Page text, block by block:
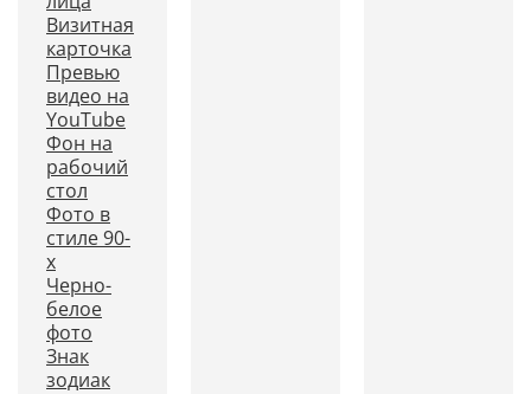
Визитная
карточка
Превью
видео на
YouTube
Фон на
рабочий
стол
Фото в
стиле 90-
х
Черно-
белое
фото
Знак
зодиак